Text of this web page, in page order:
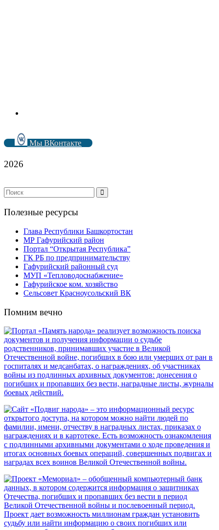
Мы ВКонтакте
2026
Полезные ресурсы
Глава Республики Башкортостан
МР Гафурийский район
Портал “Открытая Республика”
ГК РБ по предпринимательству
Гафурийский районный суд
МУП «Тепловодоснабжение»
Гафурийское ком. хозяйство
Сельсовет Красноусольский ВК
Помним вечно